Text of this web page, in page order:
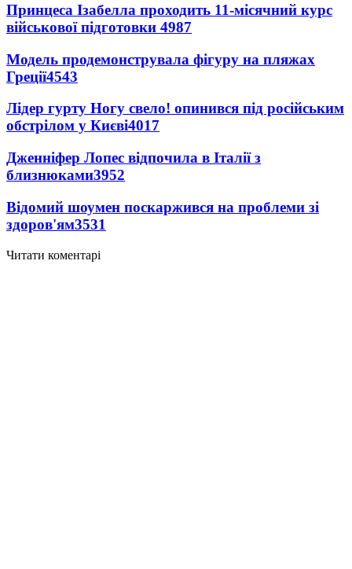
Принцеса Ізабелла проходить 11-місячний курс
військової підготовки 4987
Модель продемонструвала фігуру на пляжах
Греції4543
Лідер гурту Ногу свело! опинився під російським
обстрілом у Києві4017
Дженніфер Лопес відпочила в Італії з
близнюками3952
Відомий шоумен поскаржився на проблеми зі
здоров'ям3531
Читати коментарі